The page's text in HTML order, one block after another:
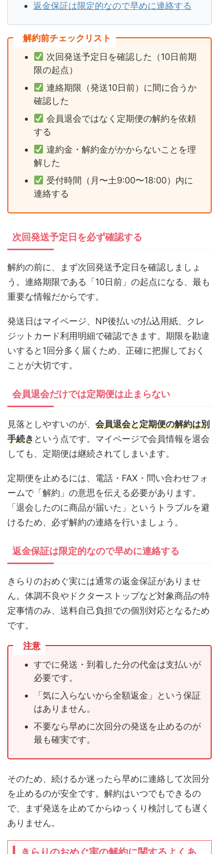
返金保証は限定的なので早めに連絡する
解約前チェックリスト
次回発送予定日を確認した（10日前期
限の起点）
連絡期限（発送10日前）に間に合うか
確認した
会員退会ではなく定期便の解約を依頼
する
違約金・解約金がかからないことを理
解した
受付時間（月〜土9:00〜18:00）内に
連絡する
次回発送予定日を必ず確認する
解約の前に、まず次回発送予定日を確認しましょ
う。連絡期限である「10日前」の起点になる、最も
重要な情報だからです。
発送日はマイページ、NP後払いの払込用紙、クレ
ジットカード利用明細で確認できます。期限を勘違
いすると1回分多く届くため、正確に把握しておく
ことが大切です。
会員退会だけでは定期便は止まらない
見落としやすいのが、 会員退会と定期便の解約は別
手続きという点です。マイページで会員情報を退会
しても、定期便は継続されてしまいます。
定期便を止めるには、電話・FAX・問い合わせフォ
ームで「解約」の意思を伝える必要があります。
「退会したのに商品が届いた」というトラブルを避
けるため、必ず解約の連絡を行いましょう。
返金保証は限定的なので早めに連絡する
きらりのおめぐ実には通常の返金保証がありませ
ん。体調不良やドクターストップなど対象商品の特
定事情のみ、送料自己負担での個別対応となるため
です。
注意
すでに発送・到着した分の代金は支払いが
必要です。
「気に入らないから全額返金」という保証
はありません。
不要なら早めに次回分の発送を止めるのが
最も確実です。
そのため、続けるか迷ったら早めに連絡して次回分
を止めるのが安全です。解約はいつでもできるの
で、まず発送を止めてからゆっくり検討しても遅く
ありません。